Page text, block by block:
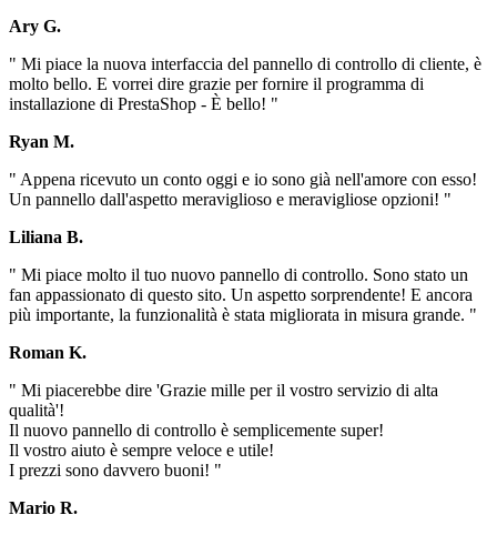
Ary G.
" Mi piace la nuova interfaccia del pannello di controllo di cliente, è
molto bello. E vorrei dire grazie per fornire il programma di
installazione di PrestaShop - È bello! "
Ryan M.
" Appena ricevuto un conto oggi e io sono già nell'amore con esso!
Un pannello dall'aspetto meraviglioso e meravigliose opzioni! "
Liliana B.
" Mi piace molto il tuo nuovo pannello di controllo. Sono stato un
fan appassionato di questo sito. Un aspetto sorprendente! E ancora
più importante, la funzionalità è stata migliorata in misura grande. "
Roman K.
" Mi piacerebbe dire 'Grazie mille per il vostro servizio di alta
qualità'!
Il nuovo pannello di controllo è semplicemente super!
Il vostro aiuto è sempre veloce e utile!
I prezzi sono davvero buoni! "
Mario R.